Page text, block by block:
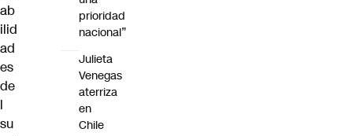
ab
ilid
ad
es
de
l
su
prioridad
nacional”
Julieta
Venegas
aterriza
en
Chile